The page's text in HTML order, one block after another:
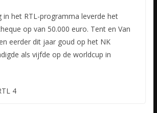
in het RTL-programma leverde het
op van 50.000 euro. Tent en Van
eerder dit jaar goud op het NK
als vijfde op de worldcup in
4